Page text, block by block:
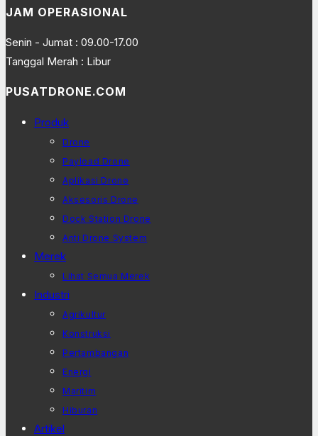
JAM OPERASIONAL
Senin - Jumat : 09.00-17.00
Tanggal Merah : Libur
PUSATDRONE.COM
Produk
Drone
Payload Drone
Aplikasi Drone
Aksesoris Drone
Dock Station Drone
Anti Drone System
Merek
Lihat Semua Merek
Industri
Agrikultur
Konstruksi
Pertambangan
Energi
Maritim
Hiburan
Artikel